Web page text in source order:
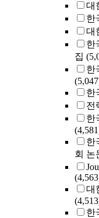
대
한
대
한
집
한
한
전
한
한
회 논
대
한